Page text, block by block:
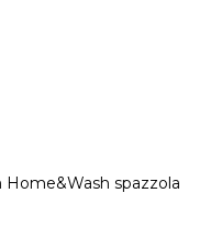
spazzola